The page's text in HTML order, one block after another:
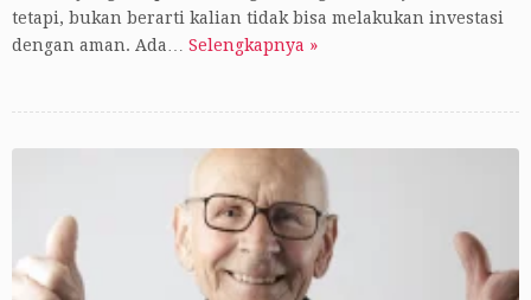
tetapi, bukan berarti kalian tidak bisa melakukan investasi
dengan aman. Ada… Selengkapnya »